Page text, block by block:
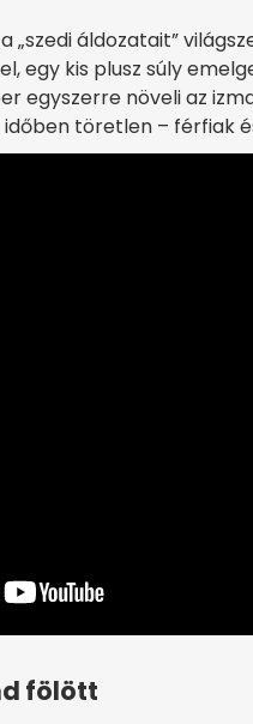
„szedi áldozatait”
egy kis plusz súly
egyszerre növeli az
töretlen – férfiak
fölött